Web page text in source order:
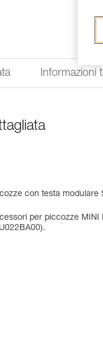
Informazioni
con testa modulare
per piccozze MINI